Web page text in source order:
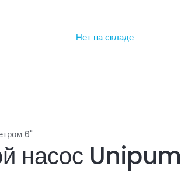
Нет на складе
6"
насос